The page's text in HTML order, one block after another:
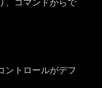
ントロールがデフ